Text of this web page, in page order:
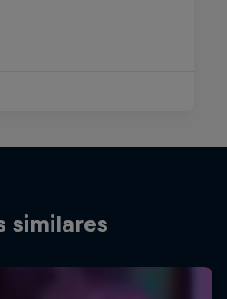
similares